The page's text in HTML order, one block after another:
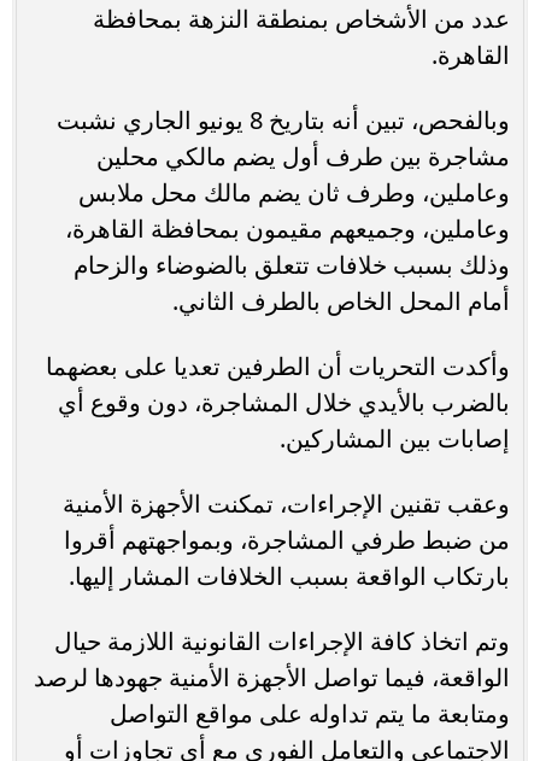
عدد من الأشخاص بمنطقة النزهة بمحافظة
القاهرة.
وبالفحص، تبين أنه بتاريخ 8 يونيو الجاري نشبت
مشاجرة بين طرف أول يضم مالكي محلين
وعاملين، وطرف ثان يضم مالك محل ملابس
وعاملين، وجميعهم مقيمون بمحافظة القاهرة،
وذلك بسبب خلافات تتعلق بالضوضاء والزحام
أمام المحل الخاص بالطرف الثاني.
وأكدت التحريات أن الطرفين تعديا على بعضهما
بالضرب بالأيدي خلال المشاجرة، دون وقوع أي
إصابات بين المشاركين.
وعقب تقنين الإجراءات، تمكنت الأجهزة الأمنية
من ضبط طرفي المشاجرة، وبمواجهتهم أقروا
بارتكاب الواقعة بسبب الخلافات المشار إليها.
وتم اتخاذ كافة الإجراءات القانونية اللازمة حيال
الواقعة، فيما تواصل الأجهزة الأمنية جهودها لرصد
ومتابعة ما يتم تداوله على مواقع التواصل
الاجتماعي والتعامل الفوري مع أي تجاوزات أو